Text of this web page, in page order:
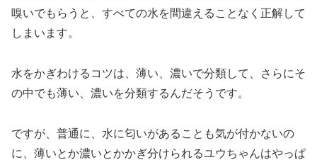
嗅いでもらうと、すべての水を間違えることなく正解して
しまいます。
水をかぎわけるコツは、薄い、濃いで分類して、さらにそ
の中でも薄い、濃いを分類するんだそうです。
ですが、普通に、水に匂いがあることも気が付かないの
に、薄いとか濃いとかかぎ分けられるユウちゃんはやっぱ